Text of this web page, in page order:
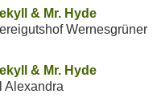
& Mr. Hyde
Wernesgrüner
& Mr. Hyde
Alexandra